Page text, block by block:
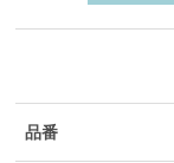
品番